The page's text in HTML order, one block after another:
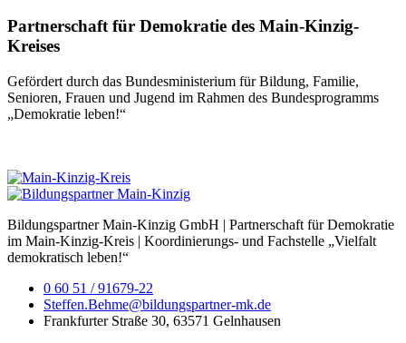
Partnerschaft für Demokratie des Main-Kinzig-
Kreises
Gefördert durch das Bundesministerium für Bildung, Familie,
Senioren, Frauen und Jugend im Rahmen des Bundesprogramms
„Demokratie leben!“
Bildungspartner Main-Kinzig GmbH | Partnerschaft für Demokratie
im Main-Kinzig-Kreis | Koordinierungs- und Fachstelle „Vielfalt
demokratisch leben!“
0 60 51 / 91679-22
Steffen.Behme@bildungspartner-mk.de
Frankfurter Straße 30, 63571 Gelnhausen